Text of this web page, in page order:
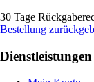
30 Tage
Bestellung
Dienstleistungen